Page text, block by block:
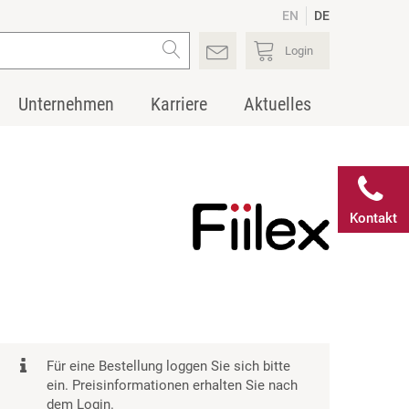
EN DE
Login
Unternehmen Karriere Aktuelles
Kontakt
Für eine Bestellung loggen Sie sich bitte
ein. Preisinformationen erhalten Sie nach
dem Login.